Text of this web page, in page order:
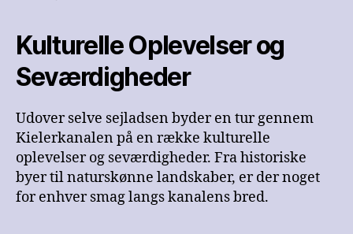
Kulturelle Oplevelser og
Seværdigheder
Udover selve sejladsen byder en tur gennem
Kielerkanalen på en række kulturelle
oplevelser og seværdigheder. Fra historiske
byer til naturskønne landskaber, er der noget
for enhver smag langs kanalens bred.